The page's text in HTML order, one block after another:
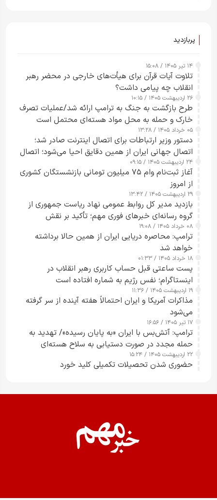
پربازدید
۱۴ تیر ۱۴۰۵ / ۱۵:۰۸
تلاوت آیات قرآن برای هیأت‌های خارجی در محضر رهبر
انقلاب چه پیامی داشت؟
۲۶ اردیبهشت ۱۴۰۵ / ۱۰:۱۵
طرح‌ بازگشت به جنگ به ترامپ ارائه شد/عملیات تصرف
خارک و حمله به محل مواد هسته‌ای محتمل است
۰۵ خرداد ۱۴۰۵ / ۱۳:۲۸
دستور وزیر ارتباطات برای اتصال اینترنت صادر شد؛
اتصال جهانی ایران از همین دقایق احیا می‌شود؛ اتصال
کامل مردم تا ۲۴ ساعت آینده
۲۴ اردیبهشت ۱۴۰۵ / ۰۹:۱۵
آغاز ثبت‌نام وام ۷۵ میلیون تومانی بازنشستگان کشوری
از امروز
۲۹ اردیبهشت ۱۴۰۵ / ۱۳:۴۲
بازدید مدیر کل روابط عمومی نهاد ریاست جمهوری از
گروه رسانه‌ای خبرهای فوری مهم؛ تأکید بر نقش
رسانه‌های هوشمند و مسئول در ارتقای آگاهی عمومی
۰۸ خرداد ۱۴۰۵ / ۱۹:۰۸
ترامپ: محاصره دریایی ایران از همین حالا برداشته
خواهد شد
۱۸ خرداد ۱۴۰۵ / ۰۱:۳۳
پست ساعتی قبل حساب کاربری رهبر انقلاب در
اینستاگرام؛ نفس رژیم به شماره افتاده است​
۱۹ اردیبهشت ۱۴۰۵ / ۱۱:۳۶
مذاکرات آمریکا و ایران احتمالاً هفته آینده از سر گرفته
می‌شود
۱۷ تیر ۱۴۰۵ / ۱۶:۵۶
ترامپ: آتش‌بس با ایران «به پایان رسیده»/ تهدید به
حمله مجدد در صورت دستیابی به سلاح هسته‌ای
۲۲ اردیبهشت ۱۴۰۵ / ۱۵:۲۴
حضوری شدن تحصیلات تکمیلی کلید خورد